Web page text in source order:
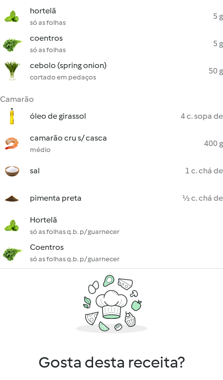
hortelã
só as folhas
5 g
coentros
só as folhas
5 g
cebolo (spring onion)
cortado em pedaços
50 g
Camarão
óleo de girassol
4 c. sopa de
camarão cru s/ casca
médio
400 g
sal 1 c. chá de
pimenta preta ½ c. chá de
Hortelã
só as folhas q.b. p/ guarnecer
Coentros
só as folhas q.b. p/ guarnecer
Gosta desta receita?